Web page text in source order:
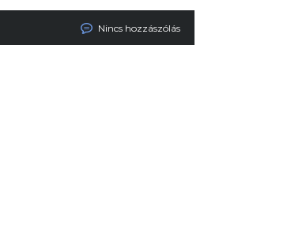
Nincs hozzászólás